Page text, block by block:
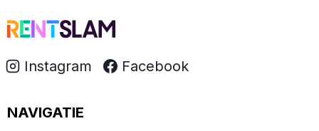
Instagram Facebook
NAVIGATIE